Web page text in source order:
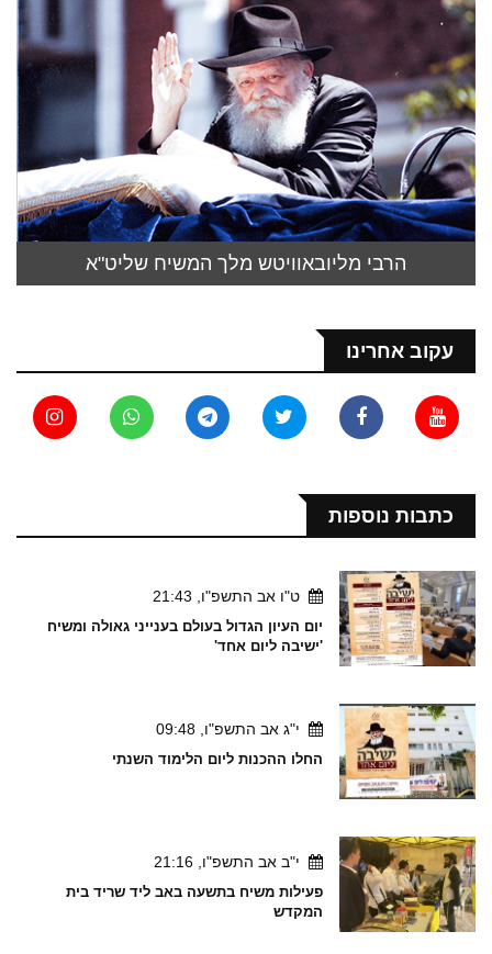
הרבי מליובאוויטש מלך המשיח שליט"א
עקוב אחרינו
כתבות נוספות
ט"ו אב התשפ"ו, 21:43
יום העיון הגדול בעולם בענייני גאולה ומשיח
'ישיבה ליום אחד'
י"ג אב התשפ"ו, 09:48
החלו ההכנות ליום הלימוד השנתי
י"ב אב התשפ"ו, 21:16
פעילות משיח בתשעה באב ליד שריד בית
המקדש